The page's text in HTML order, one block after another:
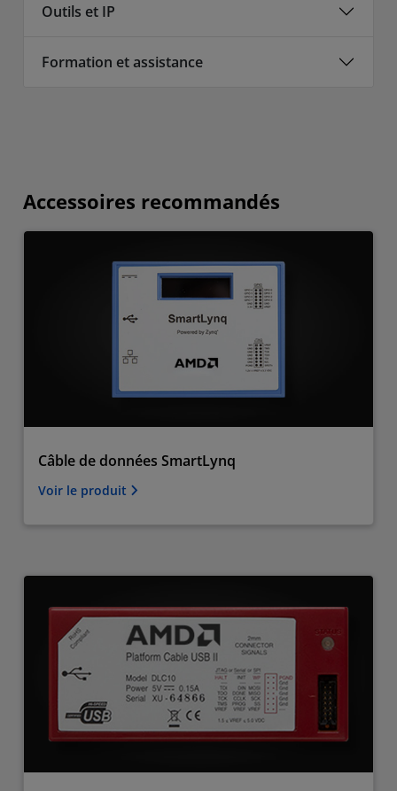
Outils et IP
Formation et assistance
Accessoires recommandés
Câble de données SmartLynq
Voir le produit